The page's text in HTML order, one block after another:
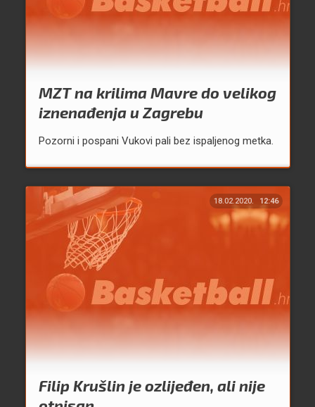
MZT na krilima Mavre do velikog
iznenađenja u Zagrebu
Pozorni i pospani Vukovi pali bez ispaljenog metka.
18.02.2020. 12:46
Filip Krušlin je ozlijeđen, ali nije